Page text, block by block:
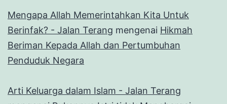
Mengapa Allah Memerintahkan Kita Untuk
Berinfak? - Jalan Terang mengenai Hikmah
Beriman Kepada Allah dan Pertumbuhan
Penduduk Negara
Arti Keluarga dalam Islam - Jalan Terang